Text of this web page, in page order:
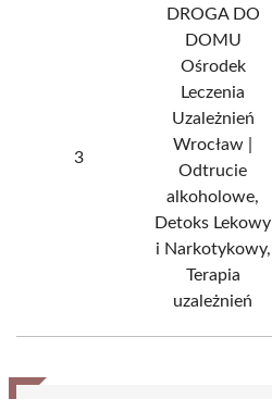
3
DROGA DO
DOMU
Ośrodek
Leczenia
Uzależnień
Wrocław |
Odtrucie
alkoholowe,
Detoks Lekowy
i Narkotykowy,
Terapia
uzależnień